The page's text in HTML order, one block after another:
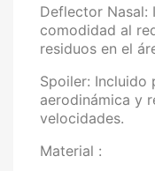
Deflector Nasal:
comodidad al
residuos en el
Spoiler: Incluido
aerodinámica y
velocidades.
Material :